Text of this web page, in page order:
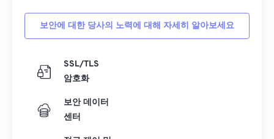
보안에 대한 당사의 노력에 대해 자세히 알아보세요
SSL/TLS
암호화
보안 데이터
센터